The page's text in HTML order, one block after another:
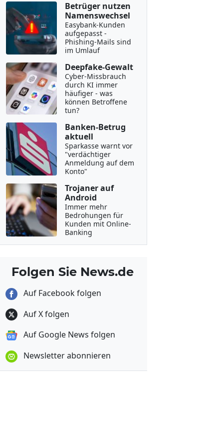
Betrüger nutzen
Namenswechsel
Easybank-Kunden
aufgepasst -
Phishing-Mails sind
im Umlauf
Deepfake-Gewalt
Cyber-Missbrauch
durch KI immer
häufiger - was
können Betroffene
tun?
Banken-Betrug
aktuell
Sparkasse warnt vor
"verdächtiger
Anmeldung auf dem
Konto"
Trojaner auf
Android
Immer mehr
Bedrohungen für
Kunden mit Online-
Banking
Folgen Sie News.de
Auf Facebook folgen
Auf X folgen
Auf Google News folgen
Newsletter abonnieren